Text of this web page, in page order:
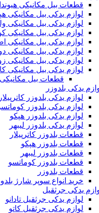
بیل مکانیکی هیوندا
یدکی بیل مکانیکی هپکو
یدکی بیل مکانیکی ولوو
یدکی بیل مکانیکی کوماتسو
یدکی بیل مکانیکی اطلس
یدکی بیل مکانیکی دوسان
یدکی بیل مکانیکی زوملاین
یدکی بیل مکانیکی کاترپیلار
قطعات بیل مکانیکی کاترپیلار
یدکی بلدوزر کاترپیلار
یدکی بلدوزر کوماتسو
یدکی بلدوزر هپکو
یدکی بلدوزر لیبهر
بلدوزر کاترپیلار
بلدوزر هپکو
بلدوزر لیبهر
بلدوزر کوماتسو
بلدوزر
سوپر شارژ بلدوزر فروش
یدکی جرثقیل تادانو
یدکی جرثقیل کاتو